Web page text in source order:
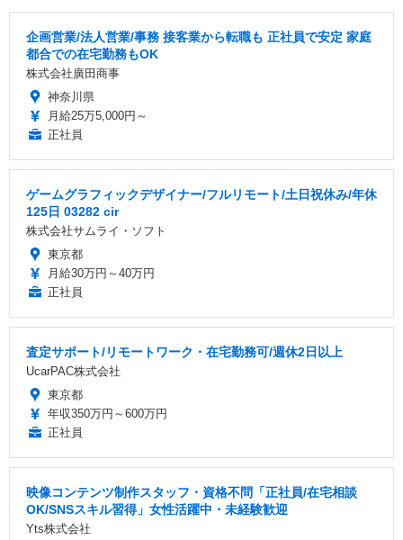
企画営業/法人営業/事務 接客業から転職も 正社員で安定 家庭
都合での在宅勤務もOK
株式会社廣田商事
神奈川県
月給25万5,000円～
正社員
ゲームグラフィックデザイナー/フルリモート/土日祝休み/年休
125日 03282 cir
株式会社サムライ・ソフト
東京都
月給30万円～40万円
正社員
査定サポート/リモートワーク・在宅勤務可/週休2日以上
UcarPAC株式会社
東京都
年収350万円～600万円
正社員
映像コンテンツ制作スタッフ・資格不問「正社員/在宅相談
OK/SNSスキル習得」女性活躍中・未経験歓迎
Yts株式会社